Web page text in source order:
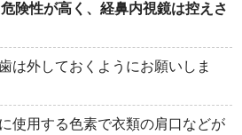
険性が高く、経鼻内視鏡は控えさ
は外しておくようにお願いしま
使用する色素で衣類の肩口などが